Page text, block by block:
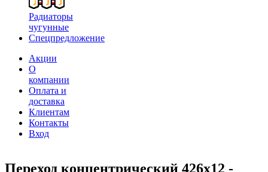
Радиаторы
чугунные
Спецпредложение
Акции
О
компании
Оплата и
доставка
Клиентам
Контакты
Вход
Переход концентрический 426х12 -